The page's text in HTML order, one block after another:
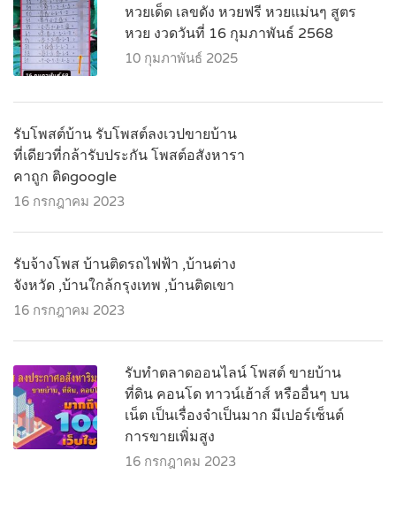
หวยเด็ด เลขดัง หวยฟรี หวยแม่นๆ สูตร
หวย งวดวันที่ 16 กุมภาพันธ์ 2568
10 กุมภาพันธ์ 2025
รับโพสต์บ้าน รับโพสต์ลงเวปขายบ้าน
ที่เดียวที่กล้ารับประกัน โพสต์อสังหารา
คาถูก ติดgoogle
16 กรกฎาคม 2023
รับจ้างโพส บ้านติดรถไฟฟ้า ,บ้านต่าง
จังหวัด ,บ้านใกล้กรุงเทพ ,บ้านติดเขา
16 กรกฎาคม 2023
รับทำตลาดออนไลน์ โพสต์ ขายบ้าน
ที่ดิน คอนโด ทาวน์เฮ้าส์ หรืออื่นๆ บน
เน็ต เป็นเรื่องจำเป็นมาก มีเปอร์เซ็นต์
การขายเพิ่มสูง
16 กรกฎาคม 2023